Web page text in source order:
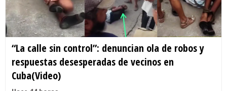
“La calle sin control”: denuncian ola de robos y
respuestas desesperadas de vecinos en
Cuba(Video)